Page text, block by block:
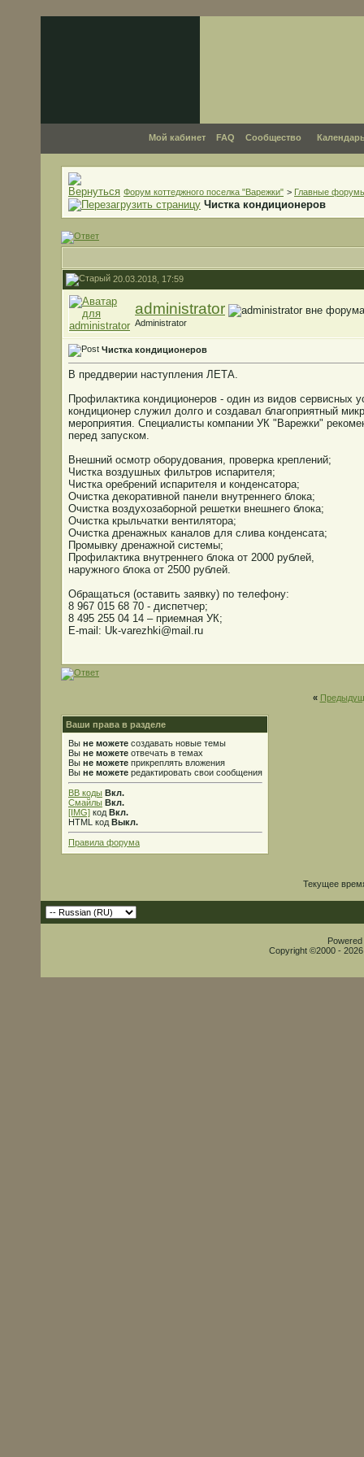
Мой кабинет FAQ Сообщество
Форум коттеджного поселка "Варежки" > Главные
Чистка кондиционеров
20.03.2018, 17:59
administrator
Administrator
Чистка кондиционеров
В преддверии наступления ЛЕТА.
Профилактика кондиционеров - один из видов
кондиционер служил долго и создавал благоприятный
мероприятия. Специалисты компании УК "Варежки"
перед запуском.
Внешний осмотр оборудования, проверка креплений;
Чистка воздушных фильтров испарителя;
Чистка оребрений испарителя и конденсатора;
Очистка декоративной панели внутреннего блока;
Очистка воздухозаборной решетки внешнего блока;
Очистка крыльчатки вентилятора;
Очистка дренажных каналов для слива конденсата;
Промывку дренажной системы;
Профилактика внутреннего блока от 2000 рублей,
наружного блока от 2500 рублей.
Обращаться (оставить заявку) по телефону:
8 967 015 68 70 - диспетчер;
8 495 255 04 14 – приемная УК;
E-mail: Uk-varezhki@mail.ru
«
Ваши права в разделе
Вы не можете создавать новые темы
Вы не можете отвечать в темах
Вы не можете прикреплять вложения
Вы не можете редактировать свои сообщения
BB коды Вкл.
Смайлы Вкл.
[IMG] код Вкл.
HTML код Выкл.
Правила форума
Текущее
Copyright ©2000 -